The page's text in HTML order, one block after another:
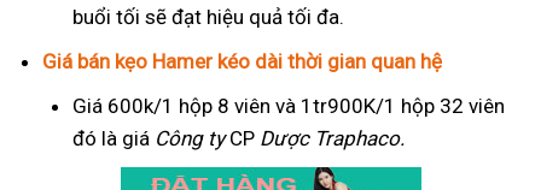
buổi tối sẽ đạt hiệu quả tối đa.
Giá bán kẹo Hamer kéo dài thời gian quan hệ
Giá 600k/1 hộp 8 viên và 1tr900K/1 hộp 32 viên
đó là giá Công tyCP Dược Traphaco.